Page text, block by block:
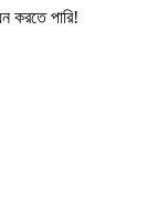
করতে পারি!